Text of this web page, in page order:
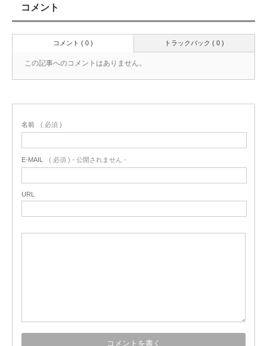
コメント
トラックバック ( 0 )
コメント ( 0 )
この記事へのコメントはありません。
名前 ( 必須 )
E-MAIL ( 必須 ) - 公開されません -
URL